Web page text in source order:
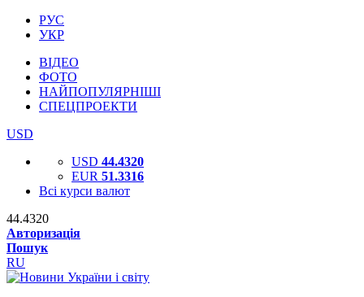
РУС
УКР
ВІДЕО
ФОТО
НАЙПОПУЛЯРНІШІ
СПЕЦПРОЕКТИ
USD
USD 44.4320
EUR 51.3316
Всі курси валют
44.4320
Авторизація
Пошук
RU